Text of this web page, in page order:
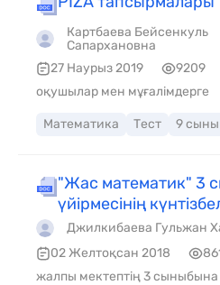
Картбаева Бейсенкуль
Сапархановна
27 Наурыз 2019
9209
оқушылар мен мұғалімдерге
Математика Тест 9
"Жас математик" 3
үйірмесінің
Джилкибаева Гульжан
02 Желтоқсан 2018
жалпы мектептің 3 сыныбына